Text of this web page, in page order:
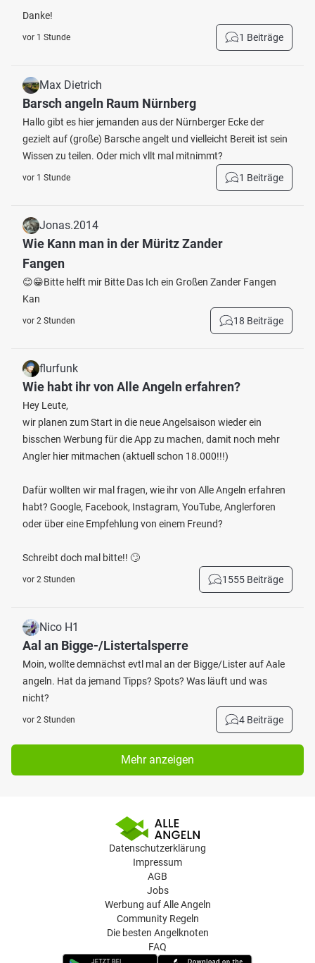
Danke!
vor 1 Stunde 1 Beiträge
Max Dietrich
Barsch angeln Raum Nürnberg
Hallo gibt es hier jemanden aus der Nürnberger Ecke der
gezielt auf (große) Barsche angelt und vielleicht Bereit ist sein
Wissen zu teilen. Oder mich vllt mal mitnimmt?
vor 1 Stunde 1 Beiträge
Jonas.2014
Wie Kann man in der Müritz Zander
Fangen
😊😁Bitte helft mir Bitte Das Ich ein Großen Zander Fangen
Kan
vor 2 Stunden 18 Beiträge
flurfunk
Wie habt ihr von Alle Angeln erfahren?
Hey Leute,
wir planen zum Start in die neue Angelsaison wieder ein
bisschen Werbung für die App zu machen, damit noch mehr
Angler hier mitmachen (aktuell schon 18.000!!!)
Dafür wollten wir mal fragen, wie ihr von Alle Angeln erfahren
habt? Google, Facebook, Instagram, YouTube, Anglerforen
oder über eine Empfehlung von einem Freund?
Schreibt doch mal bitte!! 🙄
vor 2 Stunden 1555 Beiträge
Nico H1
Aal an Bigge-/Listertalsperre
Moin, wollte demnächst evtl mal an der Bigge/Lister auf Aale
angeln. Hat da jemand Tipps? Spots? Was läuft und was
nicht?
vor 2 Stunden 4 Beiträge
Mehr anzeigen
Datenschutzerklärung
Impressum
AGB
Jobs
Werbung auf Alle Angeln
Community Regeln
Die besten Angelknoten
FAQ